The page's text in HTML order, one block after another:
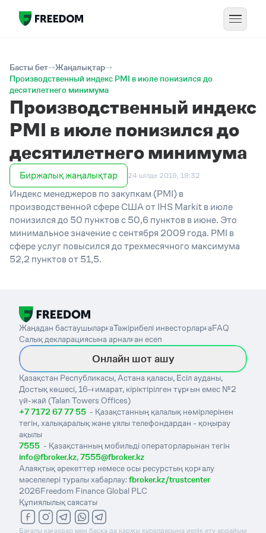
Басты бет
Жаңалықтар
Производственный индекс PMI в июле понизился до
десятилетнего минимума
Производственный индекс
PMI в июле понизился до
десятилетнего минимума
Биржалық жаңалықтар 24 шілде 2019, 19:32
Индекс менеджеров по закупкам (PMI) в
производственной сфере США от IHS Markit в июле
понизился до 50 пунктов с 50,6 пунктов в июне. Это
минимальное значение с сентября 2009 года. PMI в
сфере услуг повысился до трехмесячного максимума
52,2 пунктов от 51,5.
Жаңадан бастаушыларғаТәжірибелі инвесторларғаFAQ
Салық декларациясына арналған есеп
Онлайн шот ашу
Қазақстан Республикасы, Астана қаласы, Есіл ауданы,
Достық көшесі, 16-ғимарат, кіріктірілген тұрғын емес №2
үй-жай (Talan Towers Offices)
+7 7172 67 77 55 - Қазақстанның қалалық нөмірлерінен
тегін, халықаралық және ұялы телефондардан - қоңырау
ақылы
7555 - Қазақстанның мобильді операторларынан тегін
info@fbroker.kz,7555@fbroker.kz
Алаяқтық әрекеттер немесе осы ресурстың қорғалу
мәселелері туралы хабарлау:fbroker.kz/trustcenter
2026Freedom Finance Global PLC
Құпиялылық саясаты
Бағалы қағаздар мен басқа да қаржы құралдарына иелік ету әрдайым